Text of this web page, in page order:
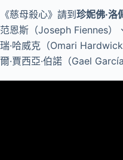
《慈母殺心》請到 珍妮佛·
范恩斯（Joseph Fiennes）
瑞·哈威克（Omari
爾·賈西亞·伯諾（Gael